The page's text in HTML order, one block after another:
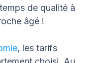
de qualité à
âgé !
, les tarifs